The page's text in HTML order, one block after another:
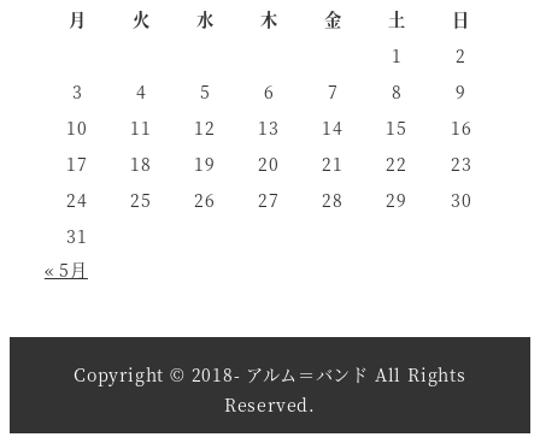
月
火 水 木 金 土
日
1
2
3
4 5 6 7 8
9
10
11 12 13 14 15
16
17
18 19 20 21 22
23
24
25 26 27 28 29
30
31
« 5月
Copyright © 2018- アルム＝バンド All Rights
Reserved.